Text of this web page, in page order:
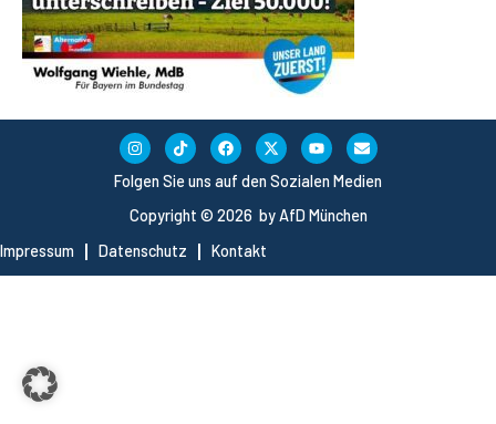
Copyright © 2026 by AfD München
Impressum
Datenschutz Kontakt
Folgen Sie uns auf den Sozialen Medien